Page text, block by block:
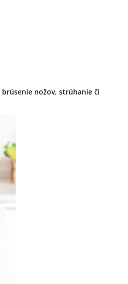
brúsenie nožov, strúhanie či